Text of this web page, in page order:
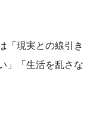
「現実との線引き
」「生活を乱さな